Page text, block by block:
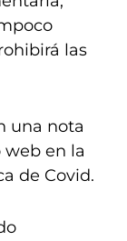
las
una nota
en la
de Covid.